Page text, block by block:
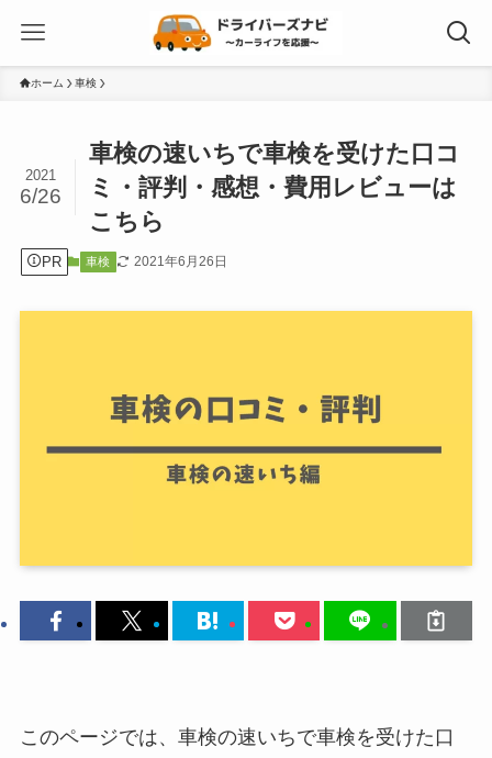
ホーム 車検
車検の速いちで車検を受けた口コ
ミ・評判・感想・費用レビューは
こちら
2021
6/26
PR 車検 2021年6月26日
このページでは、車検の速いちで車検を受けた口